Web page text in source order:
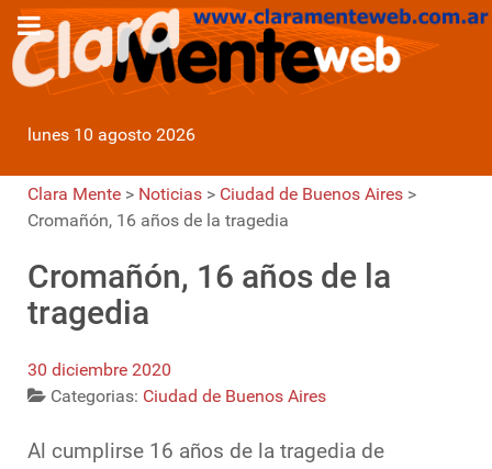
lunes 10 agosto 2026
Clara Mente > Noticias > Ciudad de Buenos Aires >
Cromañón, 16 años de la tragedia
Cromañón, 16 años de la
tragedia
30 diciembre 2020
Categorias: Ciudad de Buenos Aires
Al cumplirse 16 años de la tragedia de